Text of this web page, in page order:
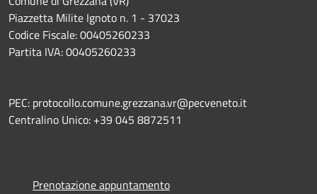
Piazzetta Milite Ignoto n. 1 - 37023
Codice Fiscale: 00405260233
Partita IVA: 00405260233
PEC: protocollo.comune.grezzana.vr@pecveneto.it
Centralino Unico: +39 045 8872511
Prenotazione appuntamento